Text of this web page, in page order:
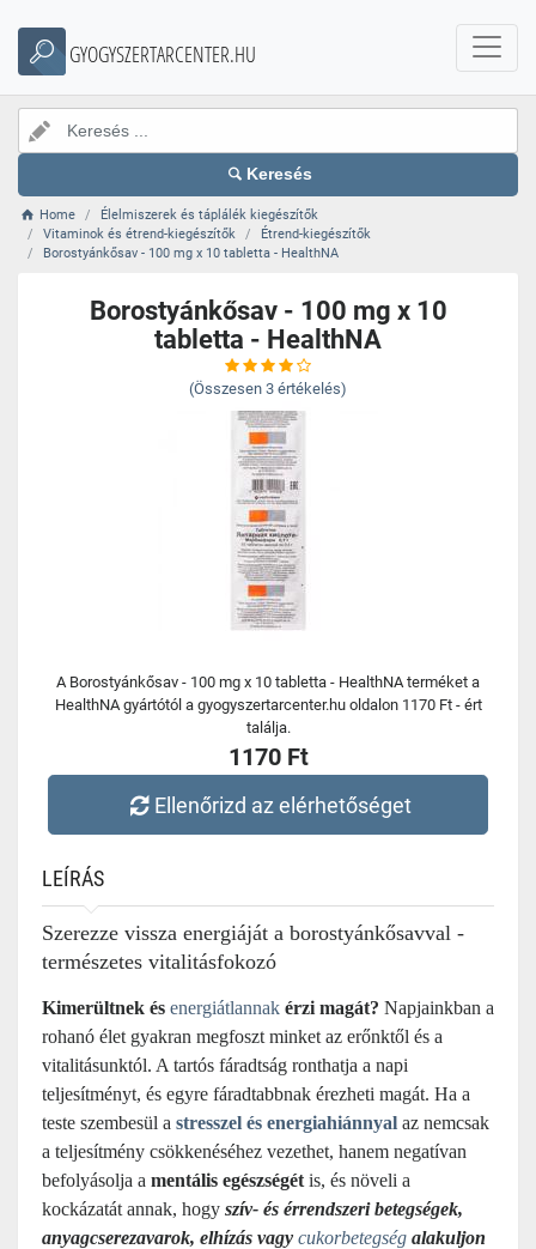
GYOGYSZERTARCENTER.HU
Keresés
Home
Élelmiszerek és táplálék kiegészítők
Vitaminok és étrend-kiegészítők
Étrend-kiegészítők
Borostyánkősav - 100 mg x 10 tabletta - HealthNA
Borostyánkősav - 100 mg x 10
tabletta - HealthNA
(Összesen 3 értékelés)
A Borostyánkősav - 100 mg x 10 tabletta - HealthNA terméket a
HealthNA gyártótól a gyogyszertarcenter.hu oldalon 1170 Ft - ért
találja.
1170 Ft
Ellenőrizd az elérhetőséget
LEÍRÁS
Szerezze vissza energiáját a borostyánkősavval -
természetes vitalitásfokozó
Kimerültnek és energiátlannak érzi magát? Napjainkban a
rohanó élet gyakran megfoszt minket az erőnktől és a
vitalitásunktól. A tartós fáradtság ronthatja a napi
teljesítményt, és egyre fáradtabbnak érezheti magát. Ha a
teste szembesül a stresszel és energiahiánnyal az nemcsak
a teljesítmény csökkenéséhez vezethet, hanem negatívan
befolyásolja a mentális egészségét is, és növeli a
kockázatát annak, hogy szív- és érrendszeri betegségek,
anyagcserezavarok, elhízás vagy cukorbetegség alakuljon